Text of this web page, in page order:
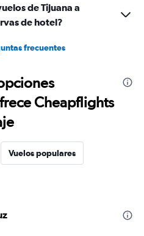
de Tijuana a
de hotel?
frecuentes
Cheapflights
Vuelos populares